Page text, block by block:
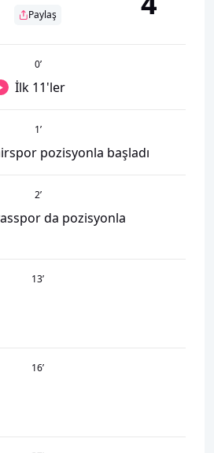
Paylaş
0’
İlk 11'ler
1’
pozisyonla başladı
2’
da pozisyonla
13’
16’